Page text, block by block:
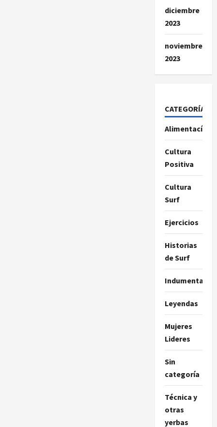
diciembre
2023
noviembre
2023
CATEGORÍAS
Alimentacíon
Cultura
Positiva
Cultura
Surf
Ejercicios
Historias
de Surf
Indumentaria
Leyendas
Mujeres
Lideres
Sin
categoría
Técnica y
otras
yerbas